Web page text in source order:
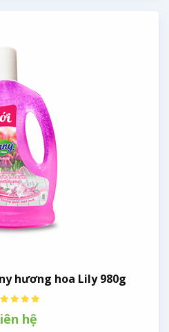
hương hoa Lily 980g
hệ